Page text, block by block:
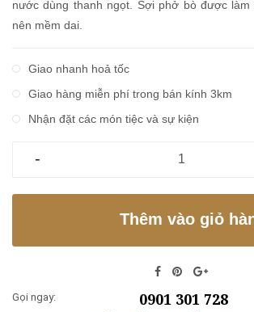
nước dùng thanh ngọt. Sợi phở bò được làm
nên mềm dai.
Giao nhanh hoả tốc
Giao hàng miễn phí trong bán kính 3km
Nhận đặt các món tiệc và sự kiện
-
Thêm vào giỏ
Gọi ngay: 0901 301 728